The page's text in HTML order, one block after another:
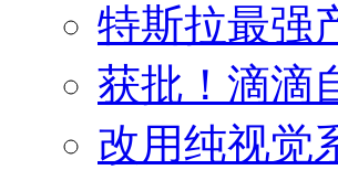
特斯拉最强
获批！滴滴
改用纯视觉